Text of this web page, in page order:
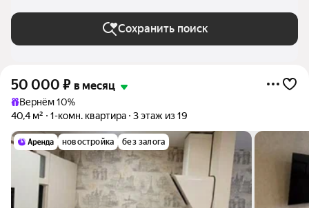
Сохранить поиск
50 000 ₽ в месяц
Вернём 10%
40,4 м²
1-комн. квартира 3 этаж из 19
новостройка без залога